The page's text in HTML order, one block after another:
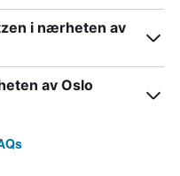
i nærheten av
av Oslo